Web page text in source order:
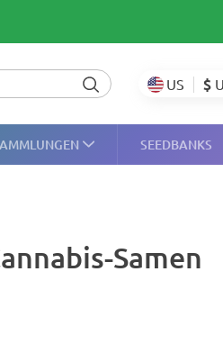
US $
SEEDBANKS
Samen